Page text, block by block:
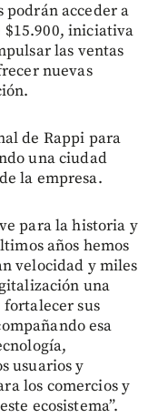
podrán acceder a
$15.900, iniciativa
las ventas
nuevas
de Rappi para
una ciudad
la empresa.
para la historia y
años hemos
velocidad y miles
una
sus
esa
usuarios y
los comercios y
ecosistema”.